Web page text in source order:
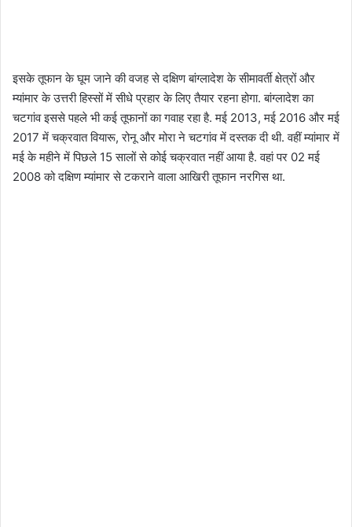
इसके तूफान के घूम जाने की वजह से दक्षिण बांग्लादेश के सीमावर्ती क्षेत्रों और
म्यांमार के उत्तरी हिस्सों में सीधे प्रहार के लिए तैयार रहना होगा. बांग्लादेश का
चटगांव इससे पहले भी कई तूफानों का गवाह रहा है. मई 2013, मई 2016 और मई
2017 में चक्रवात वियारू, रोनू और मोरा ने चटगांव में दस्तक दी थी. वहीं म्यांमार में
मई के महीने में पिछले 15 सालों से कोई चक्रवात नहीं आया है. वहां पर 02 मई
2008 को दक्षिण म्यांमार से टकराने वाला आखिरी तूफान नरगिस था.